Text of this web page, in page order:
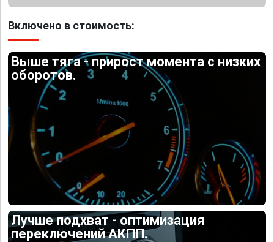
Включено в стоимость:
Выше тяга - прирост момента с низких
оборотов.
Лучше подхват - оптимизация
переключений АКПП.